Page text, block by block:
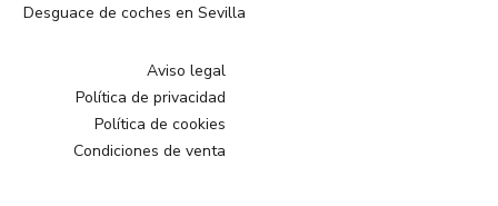
Desguace de coches en Sevilla
Aviso legal
Política de privacidad
Política de cookies
Condiciones de venta